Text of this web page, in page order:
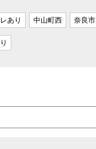
あり 中山町西 奈良市